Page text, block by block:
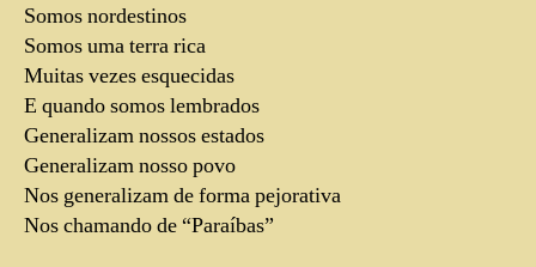
Somos nordestinos
Somos uma terra rica
Muitas vezes esquecidas
E quando somos lembrados
Generalizam nossos estados
Generalizam nosso povo
Nos generalizam de forma pejorativa
Nos chamando de “Paraíbas”